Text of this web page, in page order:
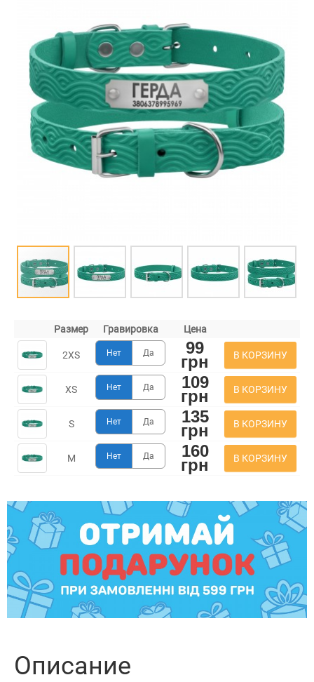
Размер Гравировка Цена
2XS Нет Да 99
грн В КОРЗИНУ
XS Нет Да 109
грн В КОРЗИНУ
S Нет Да 135
грн В КОРЗИНУ
M Нет Да 160
грн В КОРЗИНУ
Описание